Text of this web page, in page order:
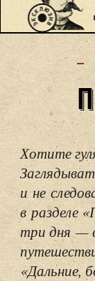
Хотите
и не
в разделе
три дня —
«Дальние,